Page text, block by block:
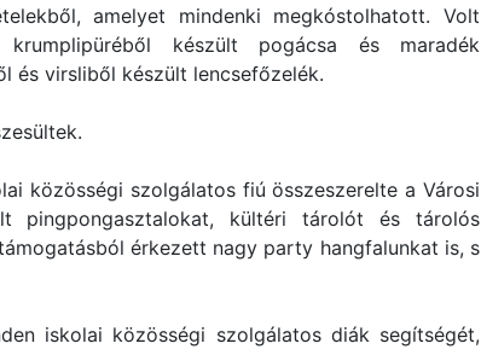
amelyet mindenki megkóstolhatott. Volt
krumplipüréből készült pogácsa és maradék
és virsliből készült lencsefőzelék.
közösségi szolgálatos fiú összeszerelte a Városi
pingpongasztalokat, kültéri tárolót és tárolós
érkezett nagy party hangfalunkat is, s
iskolai közösségi szolgálatos diák segítségét,